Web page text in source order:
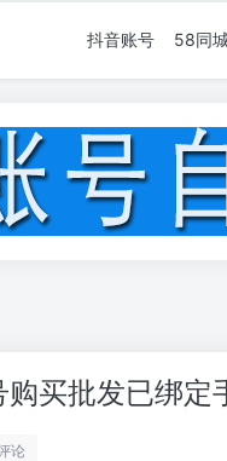
抖音账号 58同
买批发已绑定
论